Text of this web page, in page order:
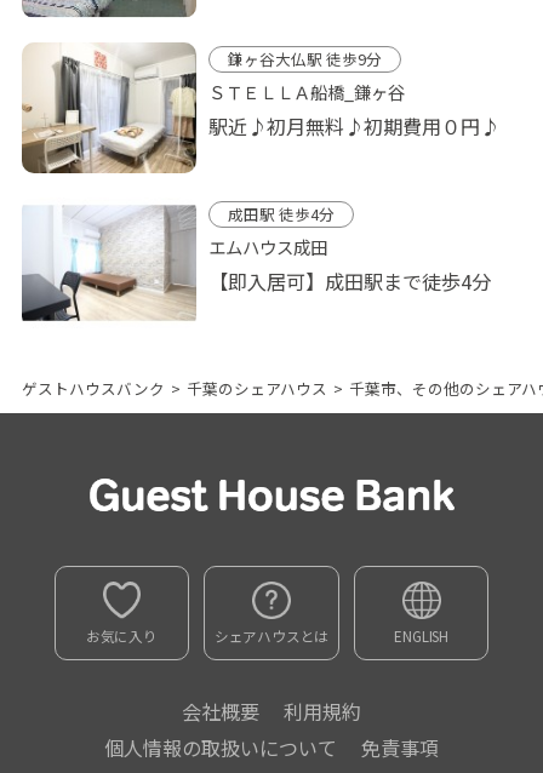
鎌ヶ谷大仏駅 徒歩9分
ＳＴＥＬＬＡ船橋_鎌ヶ谷
駅近♪初月無料♪初期費用０円♪
成田駅 徒歩4分
エムハウス成田
【即入居可】成田駅まで徒歩4分
ゲストハウスバンク > 千葉のシェアハウス > 千葉市、その他のシェアハ
お気に入り シェアハウスとは ENGLISH
会社概要
利用規約
個人情報の取扱いについて
免責事項